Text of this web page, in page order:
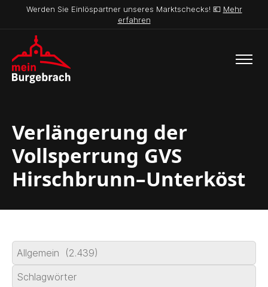
Werden Sie Einlöspartner unseres Marktschecks! 💶 Mehr
erfahren
Verlängerung der
Vollsperrung GVS
Hirschbrunn–Unterköst